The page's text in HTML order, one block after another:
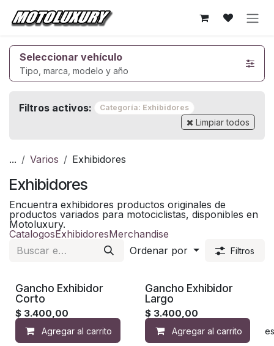
Ir al contenido
Seleccionar vehículo
Tipo, marca, modelo y año
Filtros activos: Categoría: Exhibidores
Limpiar todos
... Varios Exhibidores
Exhibidores
Encuentra exhibidores productos originales de
productos variados para motociclistas, disponibles en
Motoluxury.
CatalogosExhibidoresMerchandise
Ordenar por
Filtros
Gancho Exhibidor
Corto
$ 3.400,00
Agregar al carrito Agregar a la lista de
Gancho Exhibidor
Largo
$ 3.400,00
Agregar al carrito